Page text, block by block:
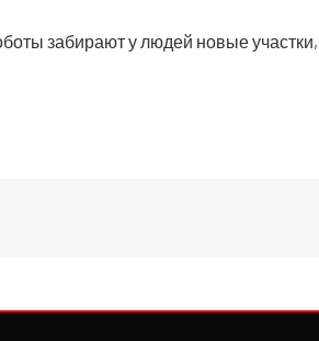
забирают у людей новые участки,